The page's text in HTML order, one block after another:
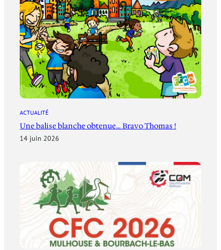
ACTUALITÉ
Une balise blanche obtenue… Bravo Thomas !
14 juin 2026